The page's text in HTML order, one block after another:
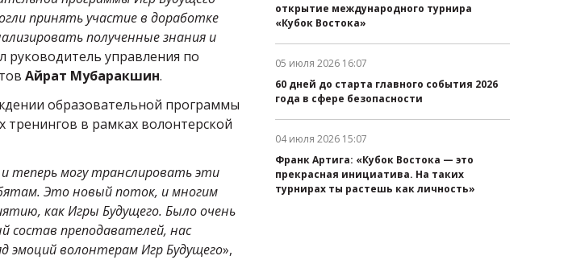
принять участие в доработке
полученные знания и
руководитель управления по
Айрат Мубаракшин.
образовательной программы
в рамках волонтерской
теперь могу транслировать эти
Это новый поток, и многим
как Игры Будущего. Было очень
состав преподавателей, нас
эмоций волонтерам Игр Будущего»,
открытие международного турнира
«Кубок Востока»
Дата публикации:
05 июля 2026 16:07
60 дней до старта главного события 2026
года в сфере безопасности
Дата публикации:
04 июля 2026 15:07
Франк Артига: «Кубок Востока — это
прекрасная инициатива. На таких
турнирах ты растешь как личность»